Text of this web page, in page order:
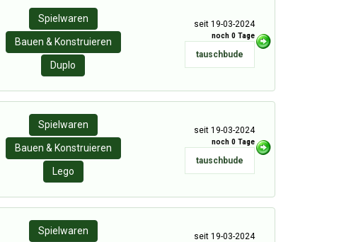
Spielwaren
Bauen & Konstruieren
Duplo
seit 19-03-2024
noch 0 Tage
tauschbude
Spielwaren
Bauen & Konstruieren
Lego
seit 19-03-2024
noch 0 Tage
tauschbude
Spielwaren seit 19-03-2024